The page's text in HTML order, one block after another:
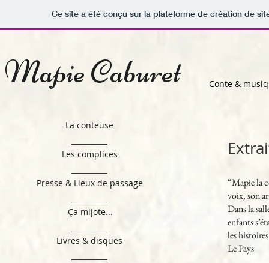
Ce site a été conçu sur la plateforme de création de
Conte &
Mapie Caburet
“Mapie la
voix, son
Dans la
enfants
les
Le Pays
Les complices
Presse & Lieux de passage
Ça mijote...
Livres & disques
La conteuse